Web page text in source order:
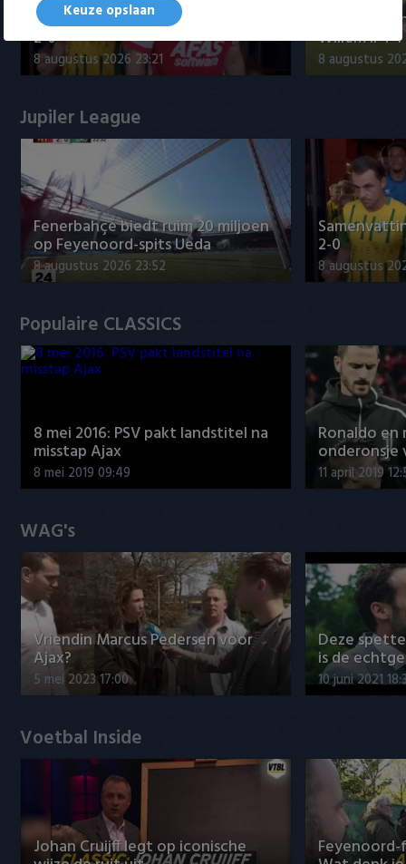
Samenvatting AZ - ADO Den Haag
2-0
8 augustus 2026 23:21
Willem II 4-1
8 augustus
Jupiler League
Fenerbahçe biedt ruim 20 miljoen
op Feyenoord-spits Ueda
8 augustus 2026 23:52
2-0
8 augustus
Populaire CLASSICS
8 mei 2016: PSV pakt landstitel na
misstap Ajax
8 mei 2019 09:49
Ronaldo
onderonsje
11 april 2019
WAG's
Vriendin Marcus Pedersen voor
Ajax?
5 mei 2023 17:00
Deze
is de
10 juni 2021
Voetbal Inside
Johan Cruijff legt op iconische Feyenoord-
Keuze opslaan